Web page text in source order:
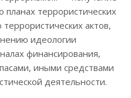
террористических
актов,
идеологии
финансирования,
иными средствами
деятельности.